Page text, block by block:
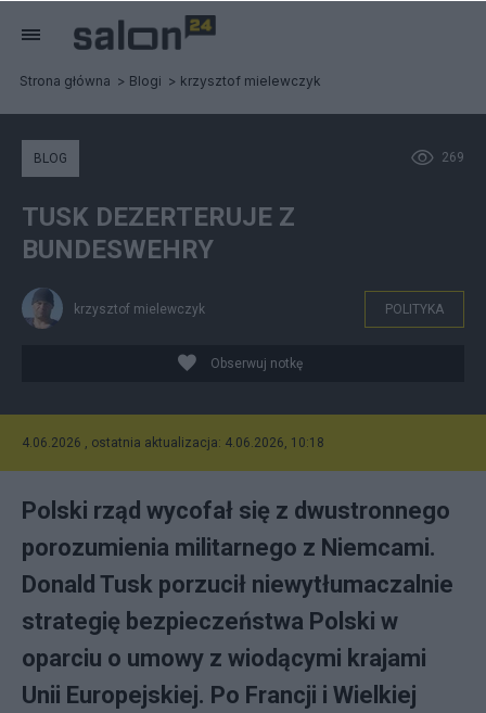
Strona główna Blogi krzysztof mielewczyk
269
BLOG
TUSK DEZERTERUJE Z
BUNDESWEHRY
krzysztof mielewczyk POLITYKA
Obserwuj notkę
4.06.2026 , ostatnia aktualizacja: 4.06.2026, 10:18
Polski rząd wycofał się z dwustronnego
porozumienia militarnego z Niemcami.
Donald Tusk porzucił niewytłumaczalnie
strategię bezpieczeństwa Polski w
oparciu o umowy z wiodącymi krajami
Unii Europejskiej. Po Francji i Wielkiej